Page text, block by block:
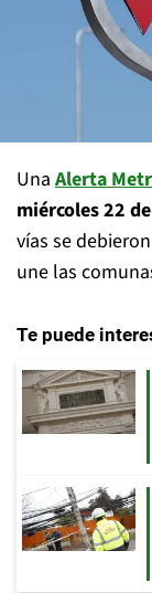
Una Alerta
miércoles 22
vías se debieron
une las
Te puede